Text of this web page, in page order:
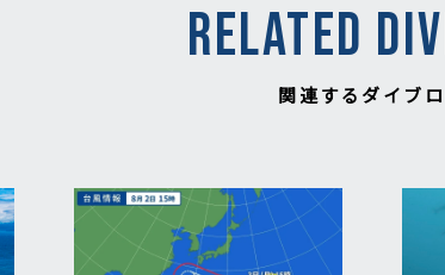
RELATED
関連するダイブ